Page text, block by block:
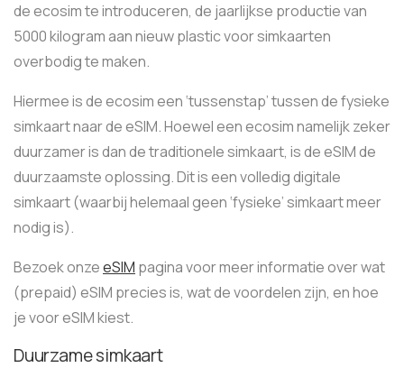
de ecosim te introduceren, de jaarlijkse productie van
5000 kilogram aan nieuw plastic voor simkaarten
overbodig te maken.
Hiermee is de ecosim een ‘tussenstap’ tussen de fysieke
simkaart naar de eSIM. Hoewel een ecosim namelijk zeker
duurzamer is dan de traditionele simkaart, is de eSIM de
duurzaamste oplossing. Dit is een volledig digitale
simkaart (waarbij helemaal geen ‘fysieke’ simkaart meer
nodig is).
Bezoek onzeeSIM pagina voor meer informatie over wat
(prepaid) eSIM precies is, wat de voordelen zijn, en hoe
je voor eSIM kiest.
Duurzame simkaart